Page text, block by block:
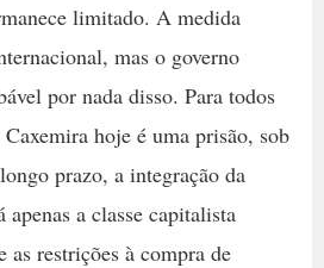
limitado. A medida
mas o governo
por nada disso. Para todos
hoje é uma prisão, sob
prazo, a integração da
a classe capitalista
as restrições à compra de